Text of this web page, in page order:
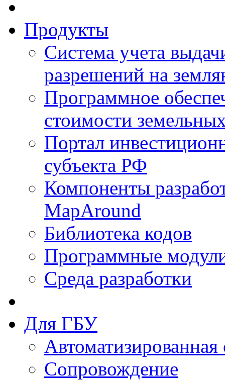
Продукты
Система учета
разрешений на
Программное
стоимости
Портал
субъекта РФ
Компоненты
MapAround
Библиотека кодов
Программные
Среда разработки
Для ГБУ
Сопровождение